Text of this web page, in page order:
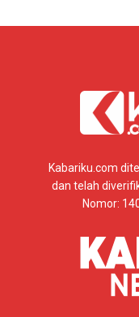
Kabariku.com
dan telah
Nomor: